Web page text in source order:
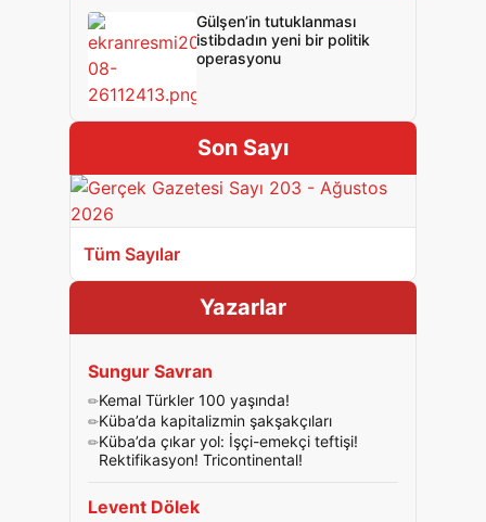
Gülşen’in tutuklanması
istibdadın yeni bir politik
operasyonu
Son Sayı
Tüm Sayılar
Yazarlar
Sungur Savran
Kemal Türkler 100 yaşında!
Küba’da kapitalizmin şakşakçıları
Küba’da çıkar yol: İşçi-emekçi teftişi!
Rektifikasyon! Tricontinental!
Levent Dölek